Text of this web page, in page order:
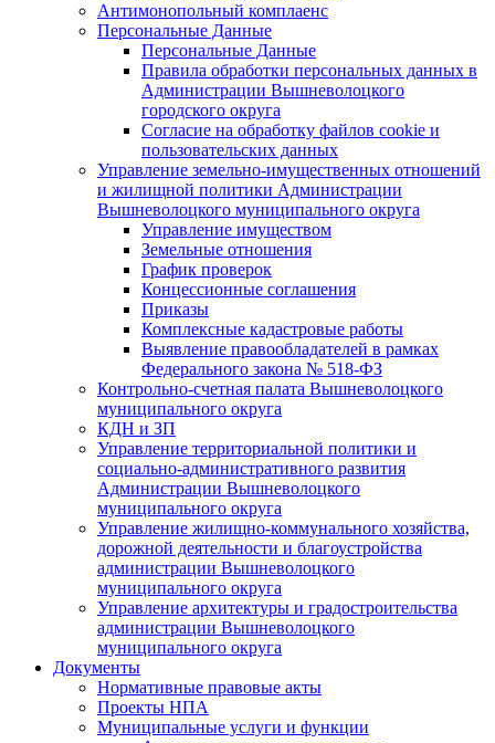
Антимонопольный комплаенс
Персональные Данные
Персональные Данные
Правила обработки персональных данных в
Администрации Вышневолоцкого
городского округа
Согласие на обработку файлов cookie и
пользовательских данных
Управление земельно-имущественных отношений
и жилищной политики Администрации
Вышневолоцкого муниципального округа
Управление имуществом
Земельные отношения
График проверок
Концессионные соглашения
Приказы
Комплексные кадастровые работы
Выявление правообладателей в рамках
Федерального закона № 518-ФЗ
Контрольно-счетная палата Вышневолоцкого
муниципального округа
КДН и ЗП
Управление территориальной политики и
социально-административного развития
Администрации Вышневолоцкого
муниципального округа
Управление жилищно-коммунального хозяйства,
дорожной деятельности и благоустройства
администрации Вышневолоцкого
муниципального округа
Управление архитектуры и градостроительства
администрации Вышневолоцкого
муниципального округа
Документы
Нормативные правовые акты
Проекты НПА
Муниципальные услуги и функции